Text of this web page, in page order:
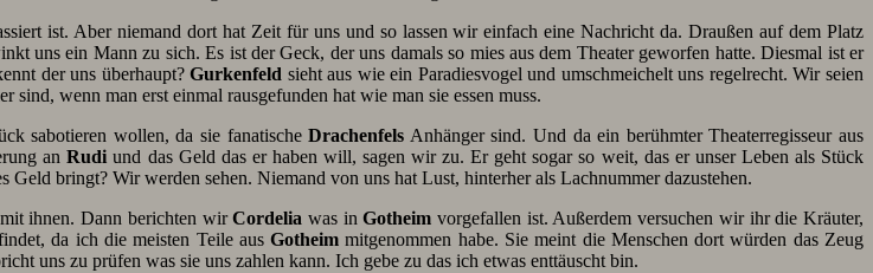
ist. Aber niemand dort hat Zeit für uns und so lassen wir einfach eine Nachricht da. Draußen auf dem Platz
uns ein Mann zu sich. Es ist der Geck, der uns damals so mies aus dem Theater geworfen hatte. Diesmal ist er
der uns überhaupt?Gurkenfeld sieht aus wie ein Paradiesvogel und umschmeichelt uns regelrecht. Wir seien
wenn man erst einmal rausgefunden hat wie man sie essen muss.
sabotieren wollen, da sie fanatischeDrachenfels Anhänger sind. Und da ein berühmter Theaterregisseur aus
anRudi und das Geld das er haben will, sagen wir zu. Er geht sogar so weit, das er unser Leben als Stück
bringt? Wir werden sehen. Niemand von uns hat Lust, hinterher als Lachnummer dazustehen.
ihnen. Dann berichten wirCordelia was inGotheim vorgefallen ist. Außerdem versuchen wir ihr die Kräuter,
da ich die meisten Teile ausGotheim mitgenommen habe. Sie meint die Menschen dort würden das Zeug
uns zu prüfen was sie uns zahlen kann. Ich gebe zu das ich etwas enttäuscht bin.